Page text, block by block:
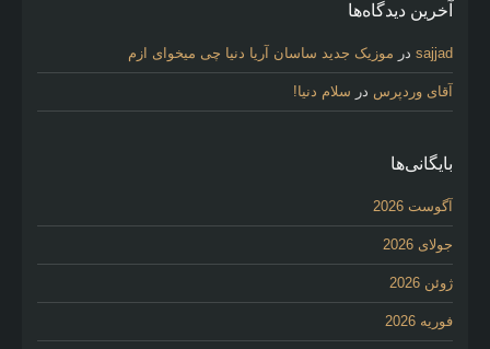
آخرین دیدگاه‌ها
sajjad در موزیک جدید ساسان آریا دنیا چی میخوای ازم
آقای وردپرس در سلام دنیا!
بایگانی‌ها
آگوست 2026
جولای 2026
ژوئن 2026
فوریه 2026